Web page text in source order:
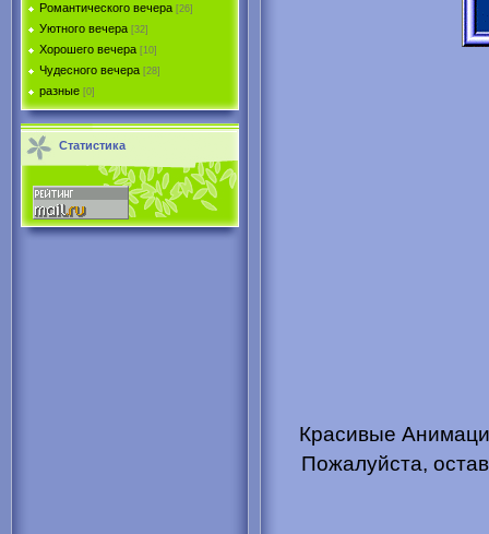
Романтического вечера [26]
Уютного вечера [32]
Хорошего вечера [10]
Чудесного вечера [28]
разные [0]
Статистика
Красивые
Пожалуйста,